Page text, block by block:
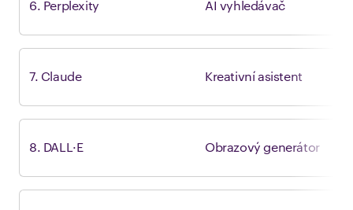
6. Perplexity AI vyhledávač
7. Claude Kreativní asistent
8. DALL·E Obrazový generátor